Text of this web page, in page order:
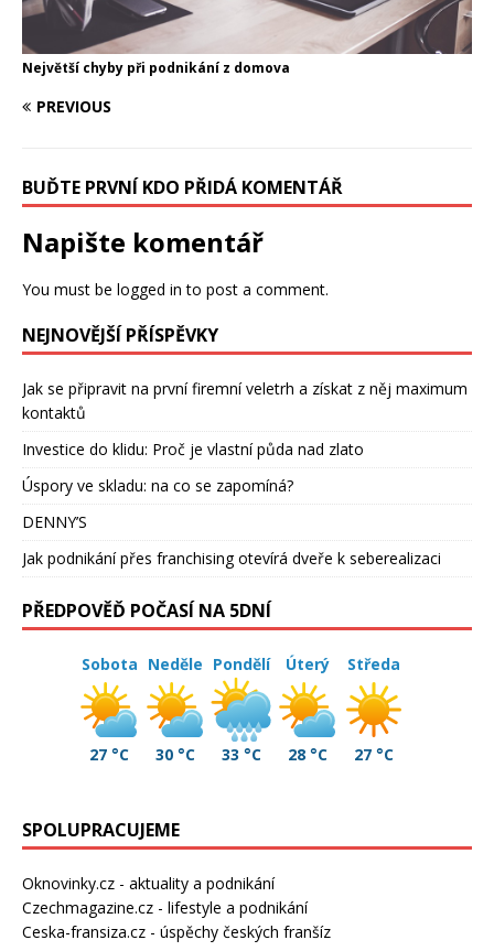
Největší chyby při podnikání z domova
PREVIOUS
BUĎTE PRVNÍ KDO PŘIDÁ KOMENTÁŘ
Napište komentář
You must be logged in to post a comment.
NEJNOVĚJŠÍ PŘÍSPĚVKY
Jak se připravit na první firemní veletrh a získat z něj maximum
kontaktů
Investice do klidu: Proč je vlastní půda nad zlato
Úspory ve skladu: na co se zapomíná?
DENNY’S
Jak podnikání přes franchising otevírá dveře k seberealizaci
PŘEDPOVĚĎ POČASÍ NA 5DNÍ
Sobota
27 °C
Neděle
30 °C
Pondělí
33 °C
Úterý
28 °C
Středa
27 °C
SPOLUPRACUJEME
Oknovinky.cz - aktuality a podnikání
Czechmagazine.cz - lifestyle a podnikání
Ceska-fransiza.cz - úspěchy českých franšíz